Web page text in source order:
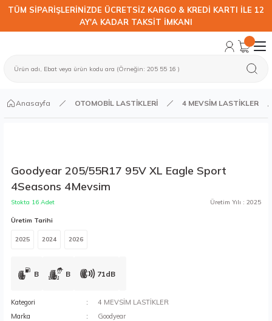
TÜM SİPARİŞLERİNİZDE ÜCRETSİZ KARGO & KREDİ KARTI İLE 12
AY'A KADAR TAKSİT İMKANI
Anasayfa OTOMOBİL LASTİKLERİ 4 MEVSİM LASTİKLER
Goodyear 205/55R17 95V XL Eagle Sport
4Seasons 4Mevsim
Stokta 16 Adet Üretim Yılı : 2025
Üretim Tarihi
2025 2024 2026
B B 71dB
Kategori
4 MEVSİM LASTİKLER
Marka
Goodyear